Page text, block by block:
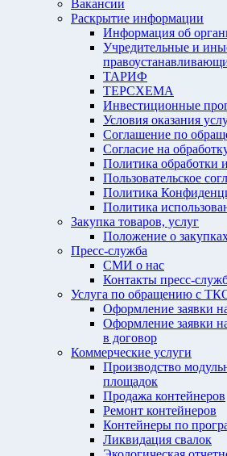
Вакансии
Раскрытие информации
Информация об
Учредительные и
ТАРИФ
ТЕРСХЕМА
Инвестиционные
Условия оказания
Соглашение по
Согласие на
Политика обработки
Пользовательское
Политика
Политика
Закупка товаров, услуг
Положение о
Пресс-служба
СМИ о нас
Контакты пресс-
Услуга по обращению с
Оформление заявки
Оформление заявки
в договор
Коммерческие услуги
Производство
площадок
Продажа контейнеров
Ремонт контейнеров
Контейнеры по
Ликвидация свалок